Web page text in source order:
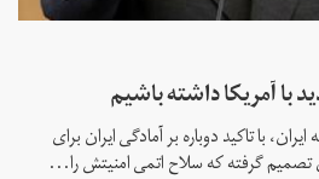
با آمریکا داشته باشیم
با تاکید دوباره بر آمادگی ایران برای
تصمیم گرفته که سلاح اتمی امنیتش را...